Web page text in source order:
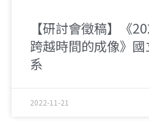
【研討會徵稿】《
跨越時間的成像》
系
2022-11-21